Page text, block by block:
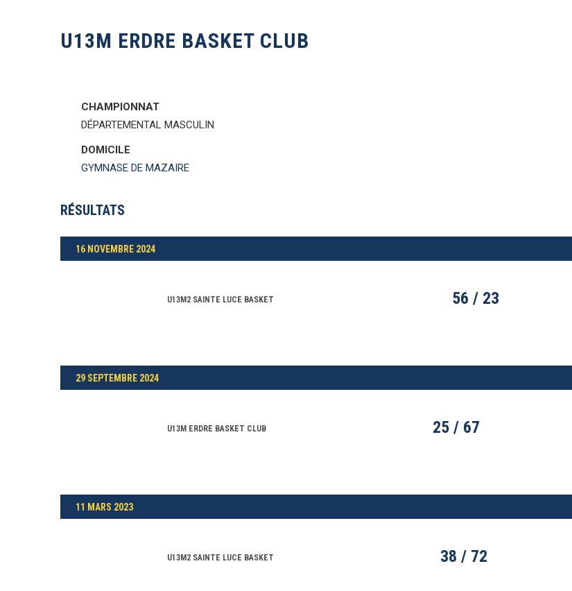
U13M ERDRE BASKET CLUB
CHAMPIONNAT
DÉPARTEMENTAL MASCULIN
DOMICILE
GYMNASE DE MAZAIRE
RÉSULTATS
16 NOVEMBRE 2024
U13M2 SAINTE LUCE BASKET 56 / 23
29 SEPTEMBRE 2024
U13M ERDRE BASKET CLUB 25 / 67
11 MARS 2023
U13M2 SAINTE LUCE BASKET 38 / 72